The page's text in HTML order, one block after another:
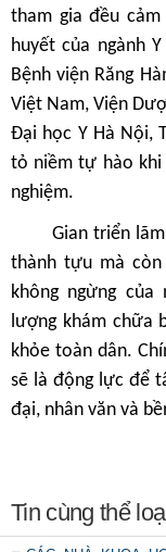
tham gia đều
huyết của ngành
Bệnh viện Răng
Việt Nam, Viện
Đại học Y Hà Nội,
tỏ niềm tự hào khi
nghiệm.
Gian triển
thành tựu mà
không ngừng
lượng khám chữa
khỏe toàn dân.
sẽ là động lực để
đại, nhân văn và
Tin cùng thể